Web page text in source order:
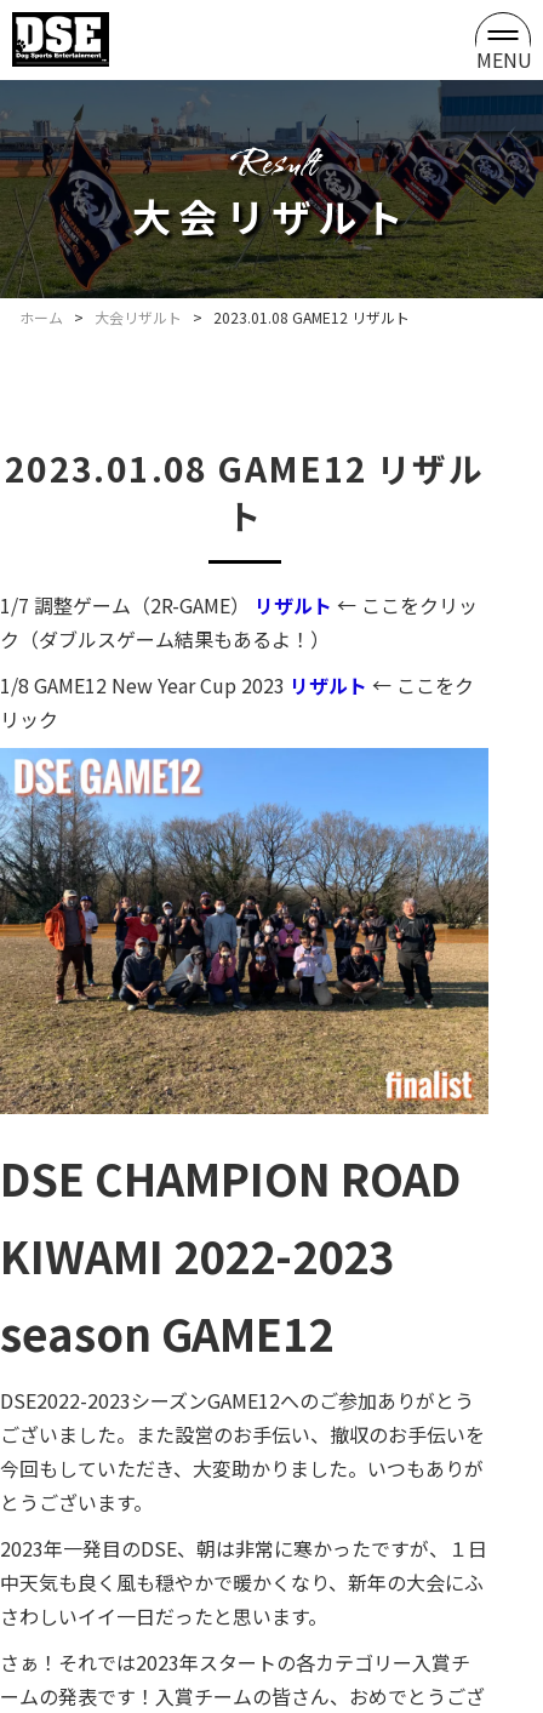
MENU
大会リザルト
result
ホーム > 大会リザルト > 2023.01.08 GAME12 リザルト
2023.01.08 GAME12 リザル
ト
1/7 調整ゲーム（2R-GAME） リザルト ← ここをクリッ
ク（ダブルスゲーム結果もあるよ！）
1/8 GAME12 New Year Cup 2023 リザルト ← ここをク
リック
DSE CHAMPION ROAD
KIWAMI 2022-2023
season GAME12
DSE2022-2023シーズンGAME12へのご参加ありがとう
ございました。また設営のお手伝い、撤収のお手伝いを
今回もしていただき、大変助かりました。いつもありが
とうございます。
2023年一発目のDSE、朝は非常に寒かったですが、１日
中天気も良く風も穏やかで暖かくなり、新年の大会にふ
さわしいイイ一日だったと思います。
さぁ！それでは2023年スタートの各カテゴリー入賞チ
ームの発表です！入賞チームの皆さん、おめでとうござ